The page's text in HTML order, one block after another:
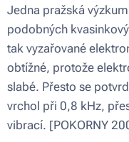
Jedna pražská
podobných
tak vyzařované
obtížné, protože
slabé. Přesto se
vrchol při 0,8 kHz,
vibrací. [POKORNY